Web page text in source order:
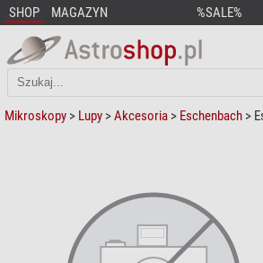
SHOP MAGAZYN %SALE%
Mikroskopy > Lupy >Akcesoria > Eschenbach >